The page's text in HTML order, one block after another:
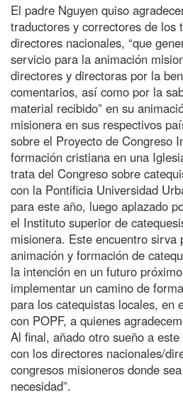
El padre Nguyen quiso
traductores y correctores de los
directores nacionales, “que
servicio para la animación
directores y directoras por la
comentarios, así como por la
material recibido” en su
misionera en sus respectivos
sobre el Proyecto de Congreso
formación cristiana en una
trata del Congreso sobre
con la Pontificia Universidad
para este año, luego aplazado
el Instituto superior de
misionera. Este encuentro sirva
animación y formación de
la intención en un futuro
implementar un camino de
para los catequistas locales, en
con POPF, a quienes
Al final, añado otro sueño a
con los directores nacionales/
congresos misioneros donde
necesidad”.